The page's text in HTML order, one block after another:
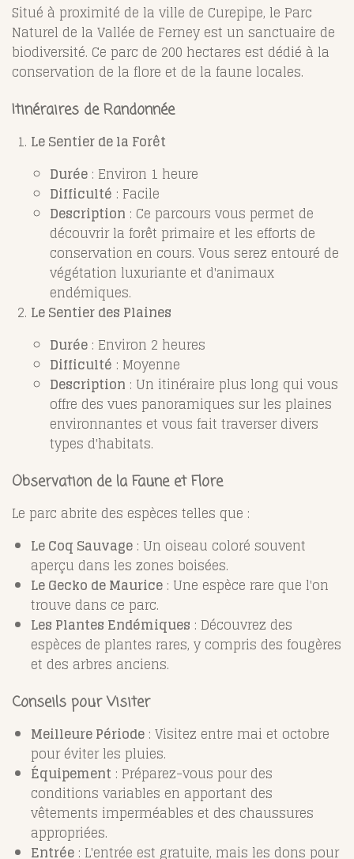
Situé à proximité de la ville de Curepipe, le Parc
Naturel de la Vallée de Ferney est un sanctuaire de
biodiversité. Ce parc de 200 hectares est dédié à la
conservation de la flore et de la faune locales.
Itinéraires de Randonnée
Le Sentier de la Forêt
Durée : Environ 1 heure
Difficulté : Facile
Description : Ce parcours vous permet de
découvrir la forêt primaire et les efforts de
conservation en cours. Vous serez entouré de
végétation luxuriante et d'animaux
endémiques.
Le Sentier des Plaines
Durée : Environ 2 heures
Difficulté : Moyenne
Description : Un itinéraire plus long qui vous
offre des vues panoramiques sur les plaines
environnantes et vous fait traverser divers
types d'habitats.
Observation de la Faune et Flore
Le parc abrite des espèces telles que :
Le Coq Sauvage : Un oiseau coloré souvent
aperçu dans les zones boisées.
Le Gecko de Maurice : Une espèce rare que l'on
trouve dans ce parc.
Les Plantes Endémiques : Découvrez des
espèces de plantes rares, y compris des fougères
et des arbres anciens.
Conseils pour Visiter
Meilleure Période : Visitez entre mai et octobre
pour éviter les pluies.
Équipement : Préparez-vous pour des
conditions variables en apportant des
vêtements imperméables et des chaussures
appropriées.
Entrée : L'entrée est gratuite, mais les dons pour